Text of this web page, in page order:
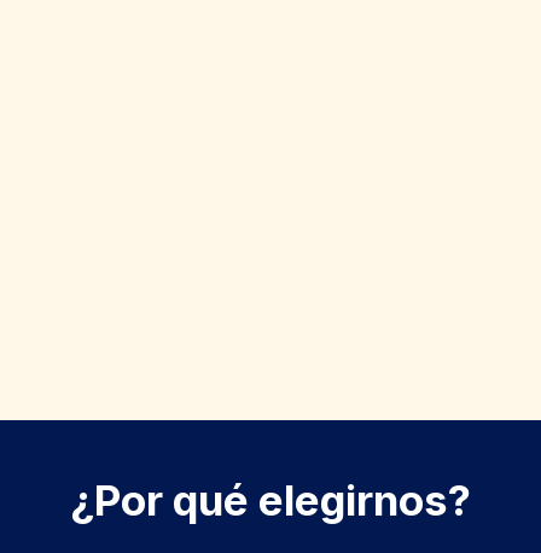
¿Por qué elegirnos?